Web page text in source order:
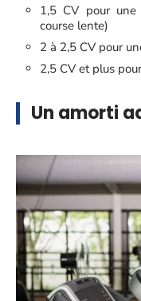
1,5 CV pour une
course lente)
2 à 2,5 CV pour
2,5 CV et plus
Un amorti